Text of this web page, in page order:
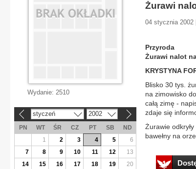
Żurawi
04 stycznia 2002
Przyroda
Żurawi nalot
KRYSTYNA
Blisko 30 tys.
na zimowisko
całą zimę -
zdaje się
Żurawie
bawełny na
Wydanie: 2510
styczeń 2002
PN WT ŚR CZ PT SB
ND
1
2 3 4 5
6
7
8 9 10 11 12
13
14
15 16 17 18 19
20